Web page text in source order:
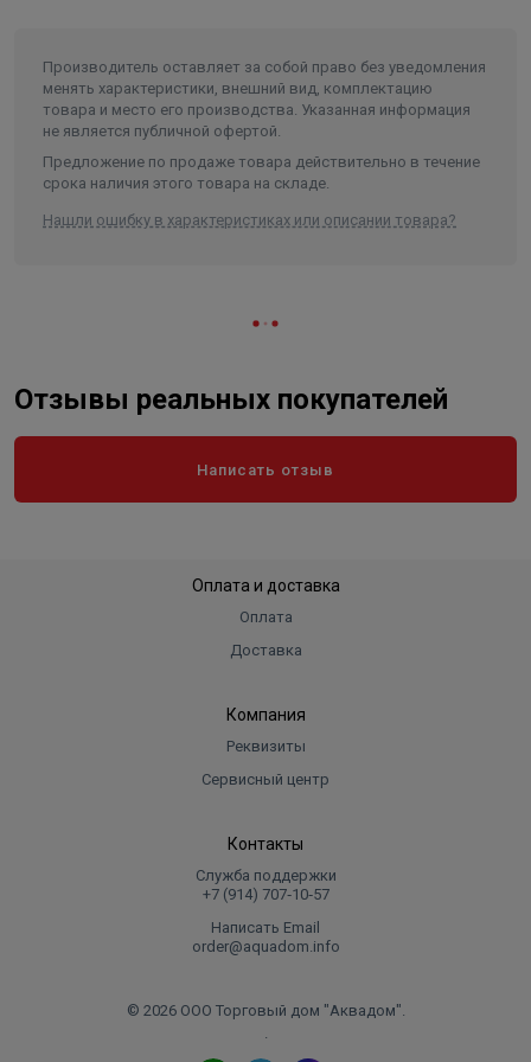
Производитель оставляет за собой право без уведомления
менять характеристики, внешний вид, комплектацию
товара и место его производства. Указанная информация
не является публичной офертой.
Предложение по продаже товара действительно в течение
срока наличия этого товара на складе.
Нашли ошибку в характеристиках или описании товара?
Отзывы реальных покупателей
Написать отзыв
Оплата и доставка
Оплата
Доставка
Компания
Реквизиты
Сервисный центр
Контакты
Служба поддержки
+7 (914) 707‑10‑57
Написать Email
order@aquadom.info
© 2026 ООО Торговый дом "Аквадом".
.